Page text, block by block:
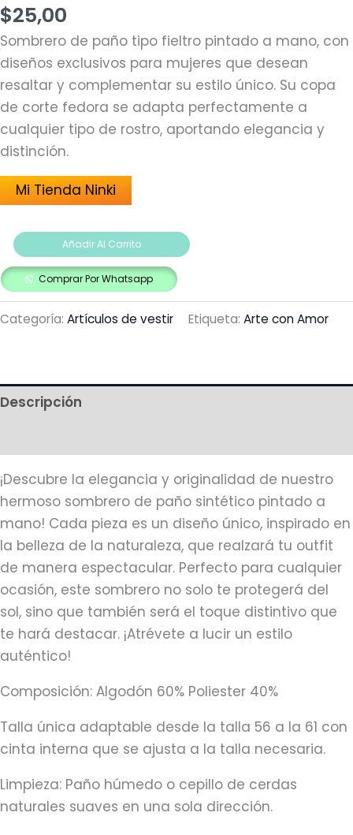
$25,00
Sombrero de paño tipo fieltro pintado a mano, con
diseños exclusivos para mujeres que desean
resaltar y complementar su estilo único. Su copa
de corte fedora se adapta perfectamente a
cualquier tipo de rostro, aportando elegancia y
distinción.
Mi Tienda Ninki
Añadir Al Carrito
Comprar Por Whatsapp
Categoría: Artículos de vestir Etiqueta: Arte con Amor
Descripción
¡Descubre la elegancia y originalidad de nuestro
hermoso sombrero de paño sintético pintado a
mano! Cada pieza es un diseño único, inspirado en
la belleza de la naturaleza, que realzará tu outfit
de manera espectacular. Perfecto para cualquier
ocasión, este sombrero no solo te protegerá del
sol, sino que también será el toque distintivo que
te hará destacar. ¡Atrévete a lucir un estilo
auténtico!
Composición: Algodón 60% Poliester 40%
Talla única adaptable desde la talla 56 a la 61 con
cinta interna que se ajusta a la talla necesaria.
Limpieza: Paño húmedo o cepillo de cerdas
naturales suaves en una sola dirección.